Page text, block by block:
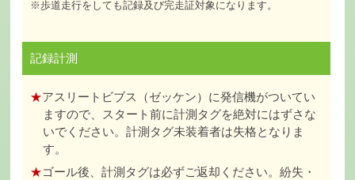
※歩道走行をしても記録及び完走証対象になります。
記録計測
★アスリートビブス（ゼッケン）に発信機がついてい
ますので、スタート前に計測タグを絶対にはずさな
いでください。計測タグ未装着者は失格となりま
す。
★ゴール後、計測タグは必ずご返却ください。紛失・